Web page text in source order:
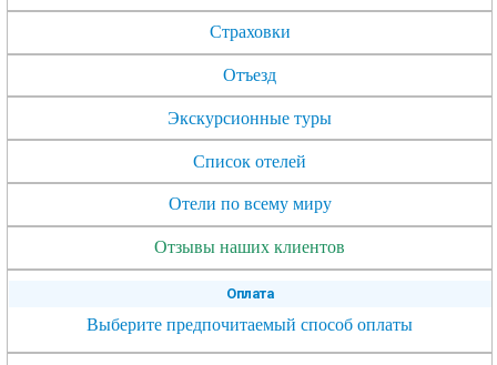
Страховки
Отъезд
Экскурсионные туры
Список отелей
Отели по всему миру
Отзывы наших клиентов
Оплата
Выберите предпочитаемый способ оплаты